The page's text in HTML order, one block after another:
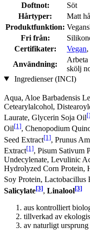
Doftnot:
Söt
Hårtyper:
Matt
Produktfunktion:
Fri från:
Certifikater:
Vegan,
Användning:
skölj
Ingredienser (INCI)
Aqua, Aloe Barbadensis
Cetearylalcohol,
Laurate, Glycerin Soja Oil
Oil[1], Chenopodium
Seed Extract[1], Prunus
Extract[1], Pisum Sativum
Undecylenate, Levulinic
Hydrolyzed Corn Protein,
Soy Protein, Lactobacillus
Salicylate[3], Linalool[3]
aus kontrolliert
tillverkad av
av naturligt ursprung